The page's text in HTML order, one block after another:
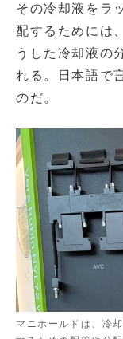
その冷却液をラ
配するためには
うした冷却液の
れる。日本語で
のだ。
マニホールドは、冷